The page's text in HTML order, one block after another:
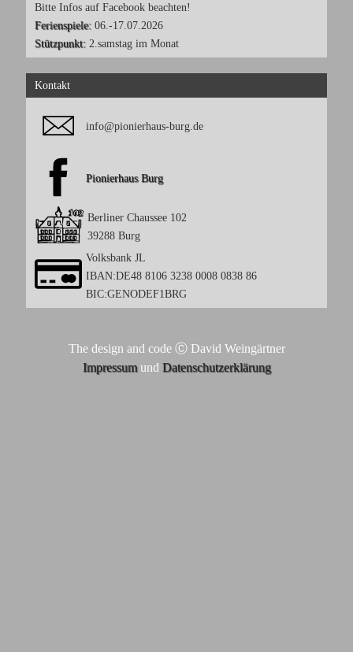
Bitte Infos auf Facebook beachten!
Ferienspiele:06.-17.07.2026
Stützpunkt:2.samstag im Monat
Kontakt
info@pionierhaus-burg.de
Pionierhaus Burg
Berliner Chaussee 102
39288 Burg
Volksbank JL
IBAN:DE48 8106 3238 0008 0838 86
BIC:GENODEF1BRG
The design and code Ⓒ David Weingärtner
Impressumund Datenschutzerklärung